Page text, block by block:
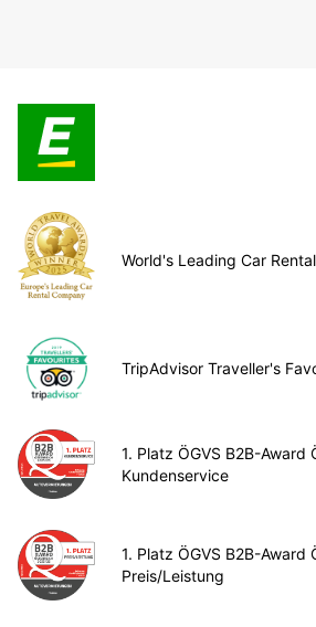
World's Leading Car
TripAdvisor Traveller's
1. Platz ÖGVS B2B-
Kundenservice
1. Platz ÖGVS B2B-
Preis/Leistung